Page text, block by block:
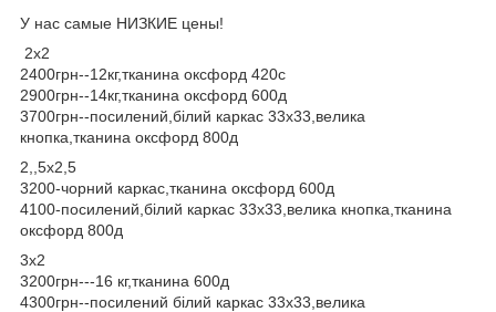
У нас самые НИЗКИЕ цены!
2х2
2400грн--12кг,тканина оксфорд 420с
2900грн--14кг,тканина оксфорд 600д
3700грн--посилений,білий каркас 33х33,велика
кнопка,тканина оксфорд 800д
2,,5х2,5
3200-чорний каркас,тканина оксфорд 600д
4100-посилений,білий каркас 33х33,велика кнопка,тканина
оксфорд 800д
3х2
3200грн---16 кг,тканина 600д
4300грн--посилений білий каркас 33х33,велика